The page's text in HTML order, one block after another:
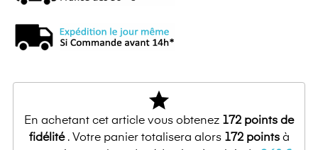
star
En achetant cet article vous obtenez 172 points de
fidélité. Votre panier totalisera alors 172pointsà